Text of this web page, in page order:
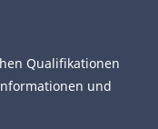
Qualifikationen
und